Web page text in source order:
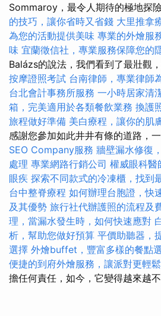
Sommaroy，最令人期待的極地探
的技巧，讓你省時又省錢 大里推拿
為您的活動提供美味 專業的外燴服
味 宜蘭徵信社，專業服務保障您的
Balázs的說法，我們看到了最壯觀
按摩證照考試 台南律師，專業律師
台北會計事務所服務 一小時居家清
箱，完美適用於各類餐飲業務 換護
旅程做好準備 美白療程，讓你的肌
感謝您參加如此井井有條的道路，
SEO Company服務 牆壁漏水修復
處理 專業網路行銷公司 權威眼科醫
眼疾 探索不同款式的冷凍櫃，找到
台中整脊療程 如何辦理台胞證，快
及其優勢 旅行社代辦護照的流程及
理，當漏水發生時，如何快速應對
析，幫助您做好預算 平價助聽器，
選擇 外燴buffet，豐富多樣的餐點
便捷的到府外燴服務，讓派對更輕鬆
擔任何責任，如今，它變得越來越不